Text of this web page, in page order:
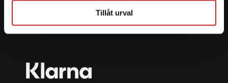
Tillåt urval